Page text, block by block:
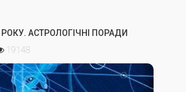
АСТРОЛОГІЧНІ ПОРАДИ
19148